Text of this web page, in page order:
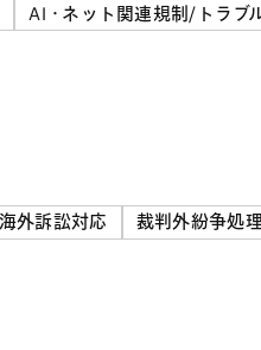
AI・ネット関連規制/トラブ
外訴訟対応 裁判外紛争処